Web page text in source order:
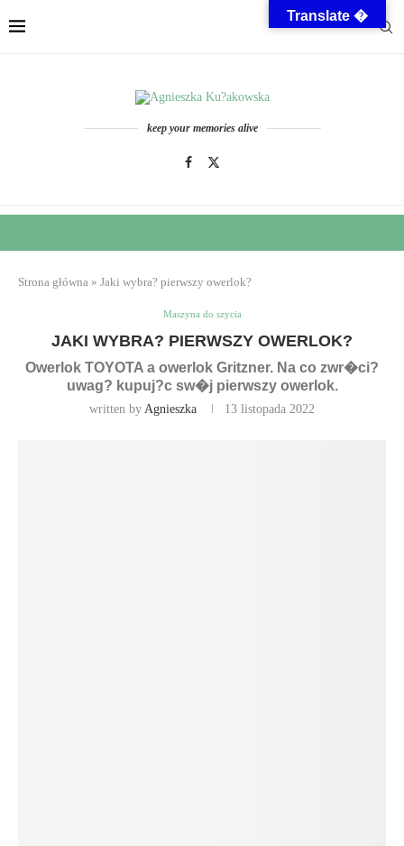
keep your memories alive
Strona główna » Jaki wybra? pierwszy owerlok?
Maszyna do szycia
JAKI WYBRA? PIERWSZY OWERLOK?
Owerlok TOYOTA a owerlok Gritzner. Na co zwr�ci?
uwag? kupuj?c sw�j pierwszy owerlok.
written by Agnieszka 13 listopada 2022
Translate �